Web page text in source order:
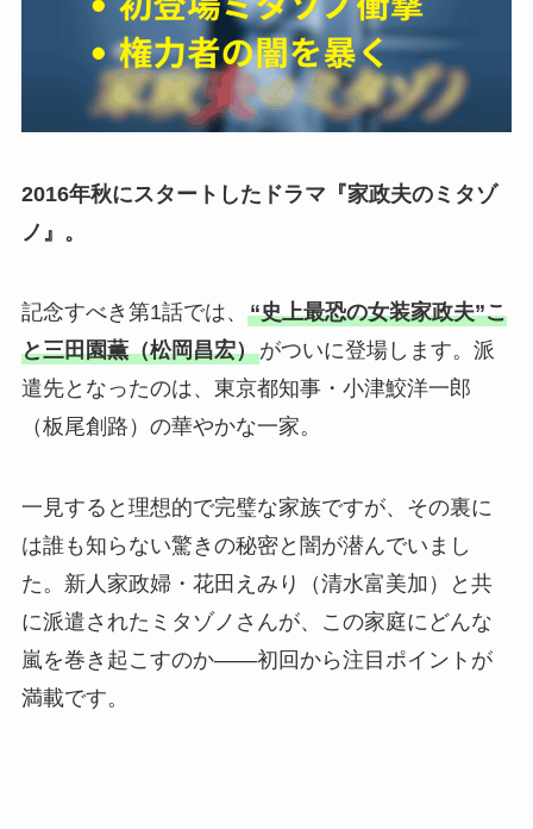
2016年秋にスタートしたドラマ『家政夫のミタゾ
ノ』。
記念すべき第1話では、 “史上最恐の女装家政夫”こ
と三田園薫（松岡昌宏）がついに登場します。派
遣先となったのは、東京都知事・小津鮫洋一郎
（板尾創路）の華やかな一家。
一見すると理想的で完璧な家族ですが、その裏に
は誰も知らない驚きの秘密と闇が潜んでいまし
た。新人家政婦・花田えみり（清水富美加）と共
に派遣されたミタゾノさんが、この家庭にどんな
嵐を巻き起こすのか――初回から注目ポイントが
満載です。